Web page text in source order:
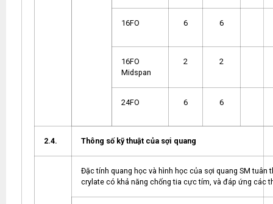
16FO 6 6
16FO
Midspan
2 2
24FO 6 6
2.4. Thông số kỹ thuật của sợi quang
Đặc tính quang học và hình học của sợi quang SM tuân
crylate có khả năng chống tia cực tím, và đáp ứng các